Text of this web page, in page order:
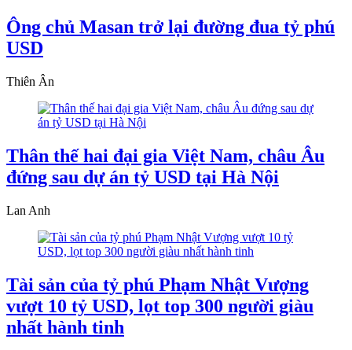
Ông chủ Masan trở lại đường đua tỷ phú
USD
Thiên Ân
Thân thế hai đại gia Việt Nam, châu Âu
đứng sau dự án tỷ USD tại Hà Nội
Lan Anh
Tài sản của tỷ phú Phạm Nhật Vượng
vượt 10 tỷ USD, lọt top 300 người giàu
nhất hành tinh